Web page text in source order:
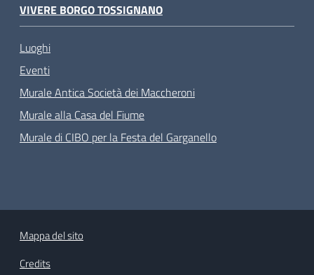
VIVERE BORGO TOSSIGNANO
Luoghi
Eventi
Murale Antica Società dei Maccheroni
Murale alla Casa del Fiume
Murale di CIBO per la Festa del Garganello
Mappa del sito
Credits